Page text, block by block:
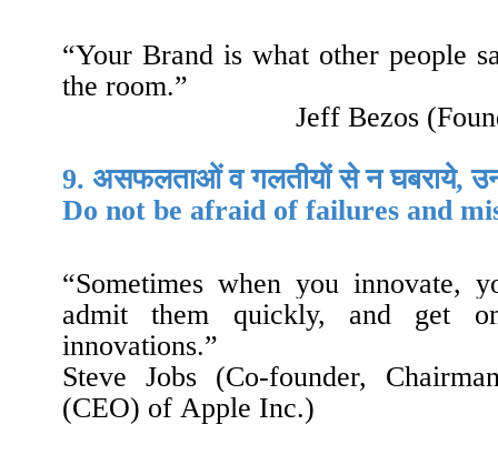
“Your Brand is what other people
the room.”
Jeff Bezos (F
9. असफलताओं व गलतीयों से न घबराये,
Do not be afraid of failures and
“Sometimes when you innovate,
admit them quickly, and get
innovations.”
Steve Jobs (Co-founder, C
(CEO) of Apple Inc.)